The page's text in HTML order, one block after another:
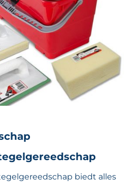
biedt alles